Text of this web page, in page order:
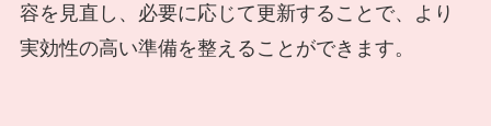
容を見直し、必要に応じて更新することで、より
実効性の高い準備を整えることができます。